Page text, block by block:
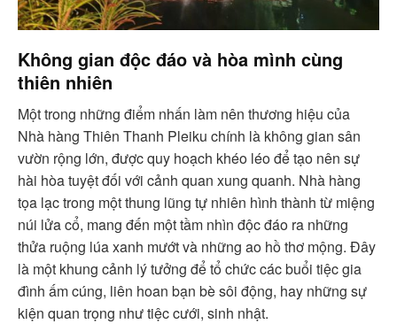
Không gian độc đáo và hòa mình cùng
thiên nhiên
Một trong những điểm nhấn làm nên thương hiệu của
Nhà hàng Thiên Thanh Pleiku chính là không gian sân
vườn rộng lớn, được quy hoạch khéo léo để tạo nên sự
hài hòa tuyệt đối với cảnh quan xung quanh. Nhà hàng
tọa lạc trong một thung lũng tự nhiên hình thành từ miệng
núi lửa cổ, mang đến một tầm nhìn độc đáo ra những
thửa ruộng lúa xanh mướt và những ao hồ thơ mộng. Đây
là một khung cảnh lý tưởng để tổ chức các buổi tiệc gia
đình ấm cúng, liên hoan bạn bè sôi động, hay những sự
kiện quan trọng như tiệc cưới, sinh nhật.